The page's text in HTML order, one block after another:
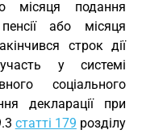
місяця подання
або місяця
строк дії
у системі
соціального
декларації при
статті 179 розділу